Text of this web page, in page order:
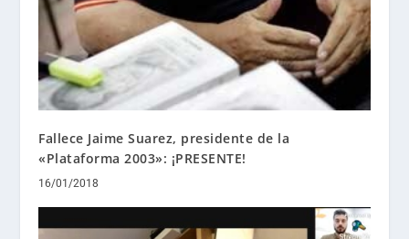
Fallece Jaime Suarez, presidente de la
«Plataforma 2003»: ¡PRESENTE!
16/01/2018